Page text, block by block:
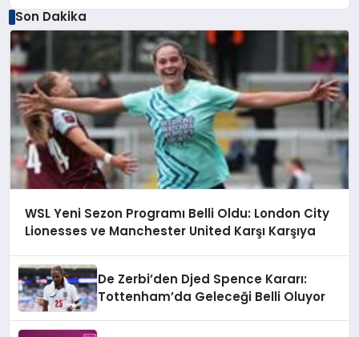
Son Dakika
WSL Yeni Sezon Programı Belli Oldu: London City
Lionesses ve Manchester United Karşı Karşıya
De Zerbi’den Djed Spence Kararı:
Tottenham’da Geleceği Belli Oluyor